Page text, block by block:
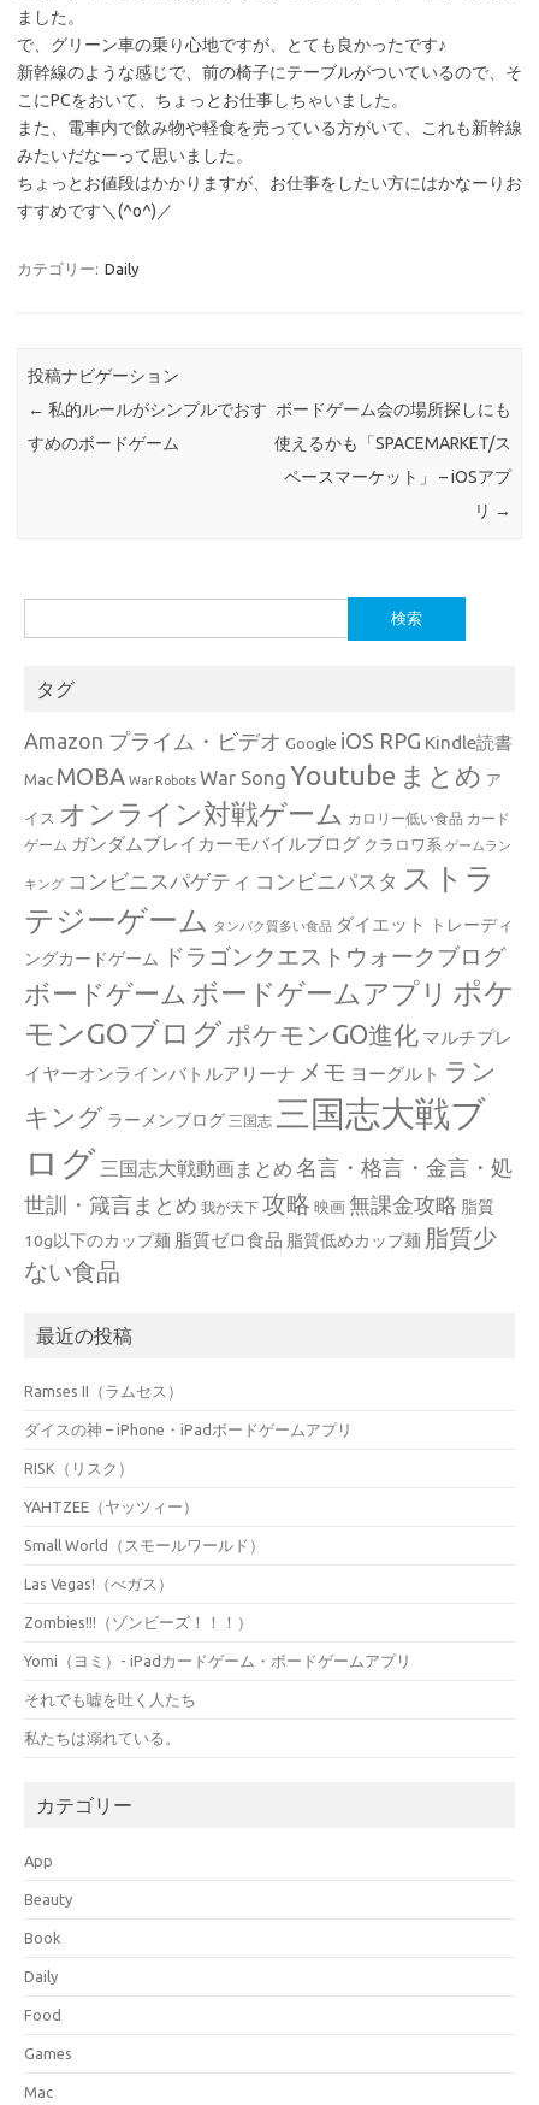
ました。
で、グリーン車の乗り心地ですが、とても良かったです♪
新幹線のような感じで、前の椅子にテーブルがついているので、そ
こにPCをおいて、ちょっとお仕事しちゃいました。
また、電車内で飲み物や軽食を売っている方がいて、これも新幹線
みたいだなーって思いました。
ちょっとお値段はかかりますが、お仕事をしたい方にはかなーりお
すすめです＼(^o^)／
カテゴリー: Daily
投稿ナビゲーション
← 私的ルールがシンプルでおす
すめのボードゲーム
ボードゲーム会の場所探しにも
使えるかも「SPACEMARKET/ス
ペースマーケット」 – iOSアプ
リ →
索:
タグ
Amazon プライム・ビデオ Google iOS RPG Kindle読書
Mac MOBA War Robots War Song Youtube まとめ ア
イス オンライン対戦ゲーム カロリー低い食品 カード
ゲーム ガンダムブレイカーモバイルブログ クラロワ系 ゲームラン
キング コンビニスパゲティ コンビニパスタ ストラ
テジーゲーム
タンパク質多い食品 ダイエット
トレーディ
ングカードゲーム
ドラゴンクエストウォークブログ
ボードゲーム ボードゲームアプリ ポケ
モンGOブログ ポケモンGO進化 マルチプレ
イヤーオンラインバトルアリーナ メモ ヨーグルト ラン
キング ラーメンブログ 三国志 三国志大戦ブ
ログ 三国志大戦動画まとめ 名言・格言・金言・処
世訓・箴言まとめ 我が天下 攻略 映画 無課金攻略 脂質
10g以下のカップ麺 脂質ゼロ食品 脂質低めカップ麺 脂質少
ない食品
最近の投稿
Ramses II（ラムセス）
ダイスの神 – iPhone・iPadボードゲームアプリ
RISK（リスク）
YAHTZEE（ヤッツィー）
Small World（スモールワールド）
Las Vegas!（べガス）
Zombies!!!（ゾンビーズ！！！）
Yomi（ヨミ）- iPadカードゲーム・ボードゲームアプリ
それでも嘘を吐く人たち
私たちは溺れている。
カテゴリー
App
Beauty
Book
Daily
Food
Games
Mac